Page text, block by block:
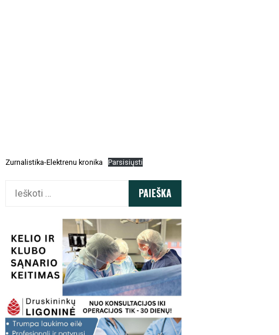
Zurnalistika-Elektrenu kronika Parsisiųsti
Ieškoti: